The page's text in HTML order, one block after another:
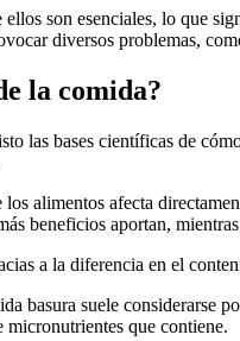
ellos son esenciales, lo que
diversos problemas,
la comida?
las bases científicas de
los alimentos afecta
beneficios aportan,
a la diferencia en el
basura suele considerarse
micronutrientes que contiene.